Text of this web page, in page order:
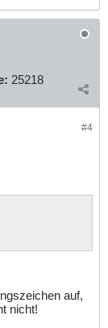
25218
#4
auf,
nicht!